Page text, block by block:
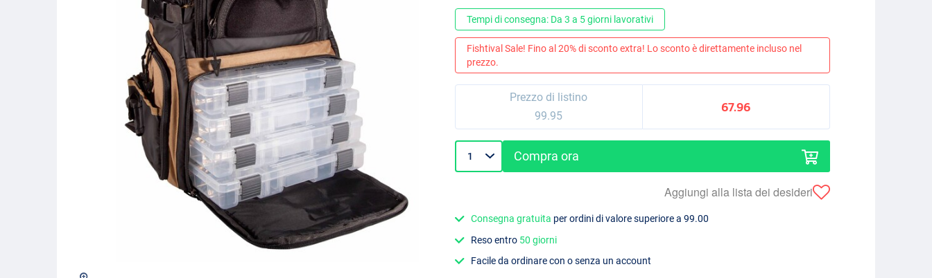
Tempi di consegna: Da 3 a 5 giorni lavorativi
Fishtival Sale! Fino al 20% di sconto extra! Lo sconto è direttamente incluso nel
prezzo.
Prezzo di listino
99.95
67.96
Compra ora
Aggiungi alla lista dei desideri
Consegna gratuita per ordini di valore superiore a 99.00
Reso entro 50 giorni
Facile da ordinare con o senza un account